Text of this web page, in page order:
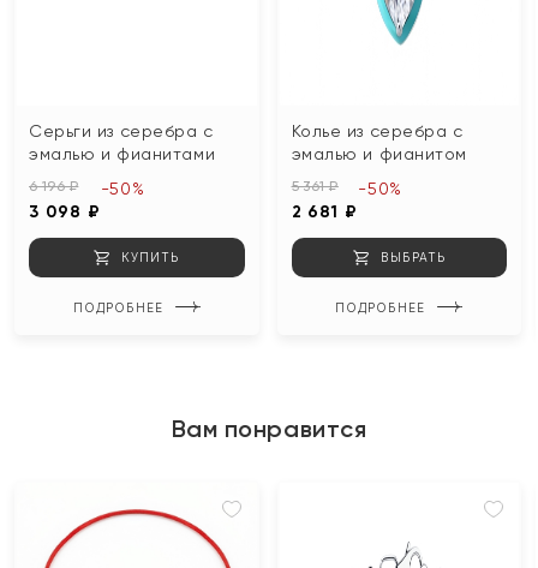
Серьги из серебра с
эмалью и фианитами
6 196 ₽
3 098 ₽
-50%
КУПИТЬ
ПОДРОБНЕЕ
Колье из серебра с
эмалью и фианитом
5 361 ₽
2 681 ₽
-50%
ВЫБРАТЬ
ПОДРОБНЕЕ
Вам понравится